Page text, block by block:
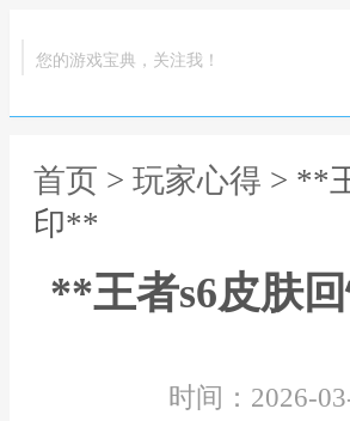
您的游戏宝典，关注我！
首页 > 玩家心得 > **
印**
**王者s6皮肤
时间：2026-